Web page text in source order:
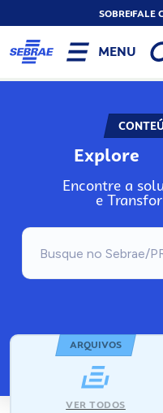
SOBREFALE
MENU
Explore
Encontre a
e
ARQUIVOS
VER TODOS